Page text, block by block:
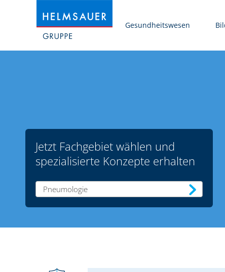
Gesundheitswesen
Jetzt Fachgebiet wählen und
spezialisierte Konzepte erhalten
Pneumologie